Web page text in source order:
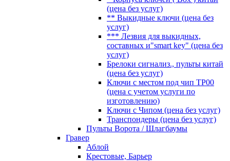
(цена без услуг)
** Выкидные ключи (цена без
услуг)
*** Лезвия для выкидных,
составных и"smart key" (цена без
услуг)
Брелоки сигнализ., пульты китай
(цена без услуг)
Ключи с местом под чип TP00
(цена с учетом услуги по
изготовлению)
Ключи с Чипом (цена без услуг)
Транспондеры (цена без услуг)
Пульты Ворота / Шлагбаумы
Гравер
Аблой
Крестовые, Барьер